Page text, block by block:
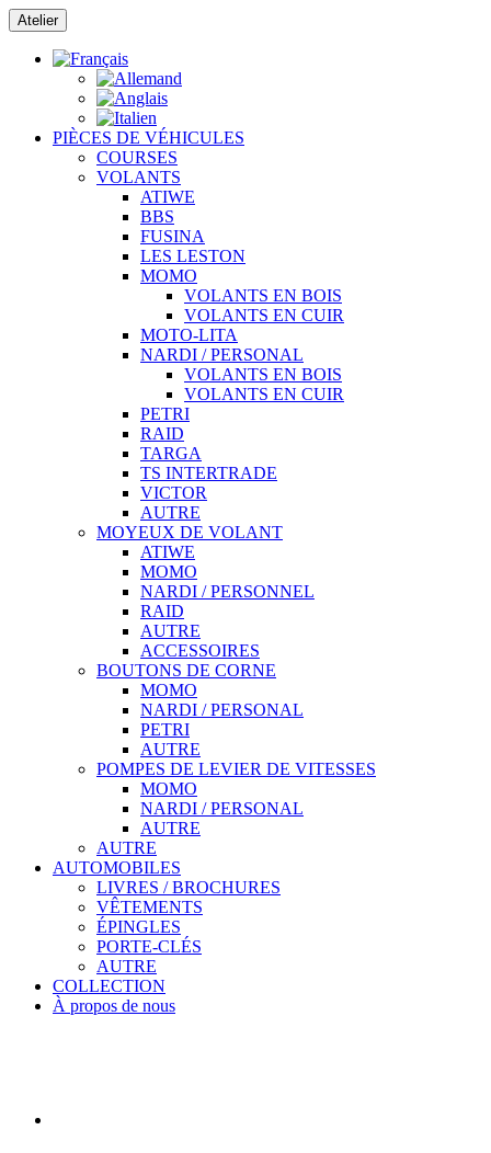
Passer
au
contenu
Atelier
PIÈCES DE VÉHICULES
COURSES
VOLANTS
ATIWE
BBS
FUSINA
LES LESTON
MOMO
VOLANTS EN BOIS
VOLANTS EN CUIR
MOTO-LITA
NARDI / PERSONAL
VOLANTS EN BOIS
VOLANTS EN CUIR
PETRI
RAID
TARGA
TS INTERTRADE
VICTOR
AUTRE
MOYEUX DE VOLANT
ATIWE
MOMO
NARDI / PERSONNEL
RAID
AUTRE
ACCESSOIRES
BOUTONS DE CORNE
MOMO
NARDI / PERSONAL
PETRI
AUTRE
POMPES DE LEVIER DE VITESSES
MOMO
NARDI / PERSONAL
AUTRE
AUTRE
AUTOMOBILES
LIVRES / BROCHURES
VÊTEMENTS
ÉPINGLES
PORTE-CLÉS
AUTRE
COLLECTION
À propos de nous